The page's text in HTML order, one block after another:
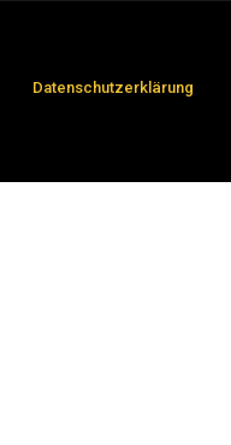
Datenschutzerklärung